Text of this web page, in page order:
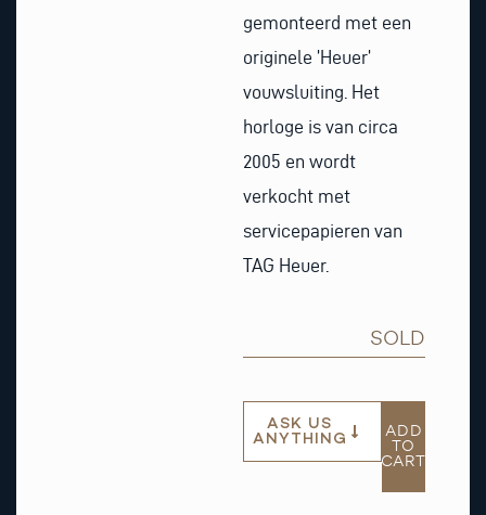
gemonteerd met een
originele ’Heuer’
vouwsluiting. Het
horloge is van circa
2005 en wordt
verkocht met
servicepapieren van
TAG Heuer.
SOLD
ASK US
ANYTHING
ADD
TO
CART